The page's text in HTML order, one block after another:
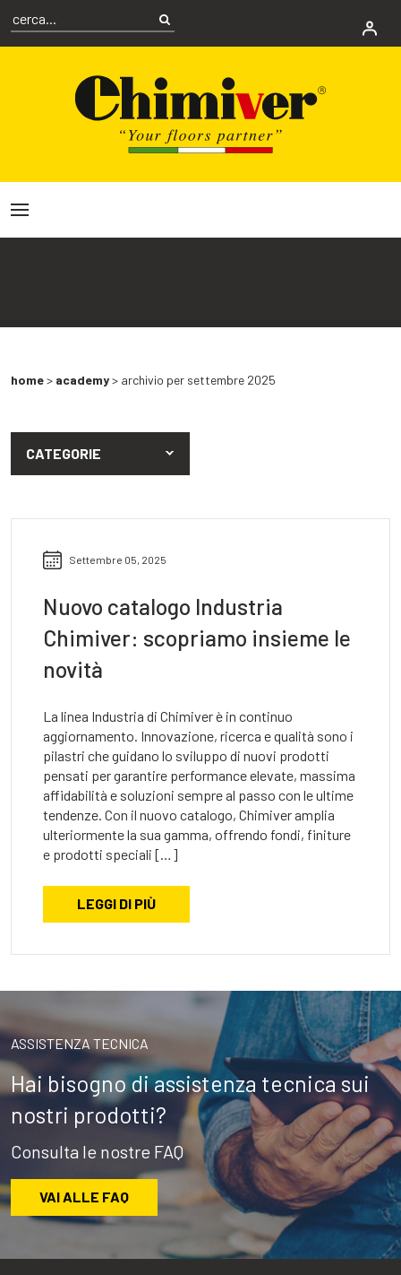
home> academy> archivio per settembre 2025
CATEGORIE
Settembre 05, 2025
Nuovo catalogo Industria
Chimiver: scopriamo insieme le
novità
La linea Industria di Chimiver è in continuo
aggiornamento. Innovazione, ricerca e qualità sono i
pilastri che guidano lo sviluppo di nuovi prodotti
pensati per garantire performance elevate, massima
affidabilità e soluzioni sempre al passo con le ultime
tendenze. Con il nuovo catalogo, Chimiver amplia
ulteriormente la sua gamma, offrendo fondi, finiture
e prodotti speciali […]
LEGGI DI PIÙ
ASSISTENZA TECNICA
Hai bisogno di assistenza tecnica sui
nostri prodotti?
Consulta le nostre FAQ
VAI ALLE FAQ